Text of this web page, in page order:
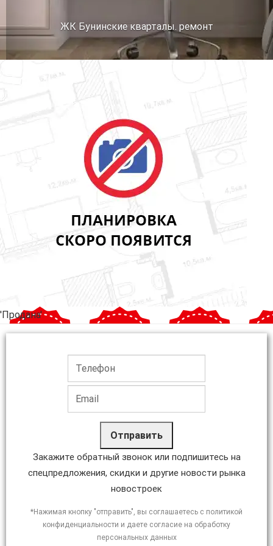
ЖК Бунинские кварталы. ремонт
'Продана'
Отправить
Закажите обратный звонок или подпишитесь на
спецпредложения, скидки и другие новости рынка
новостроек
*Нажимая кнопку "отправить", вы соглашаетесь с политикой
конфиденциальности и даете согласие на обработку
персональных данных